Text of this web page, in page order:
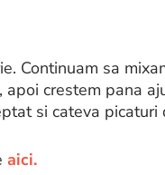
Continuam sa
crestem pana
si cateva picaturi
aici.